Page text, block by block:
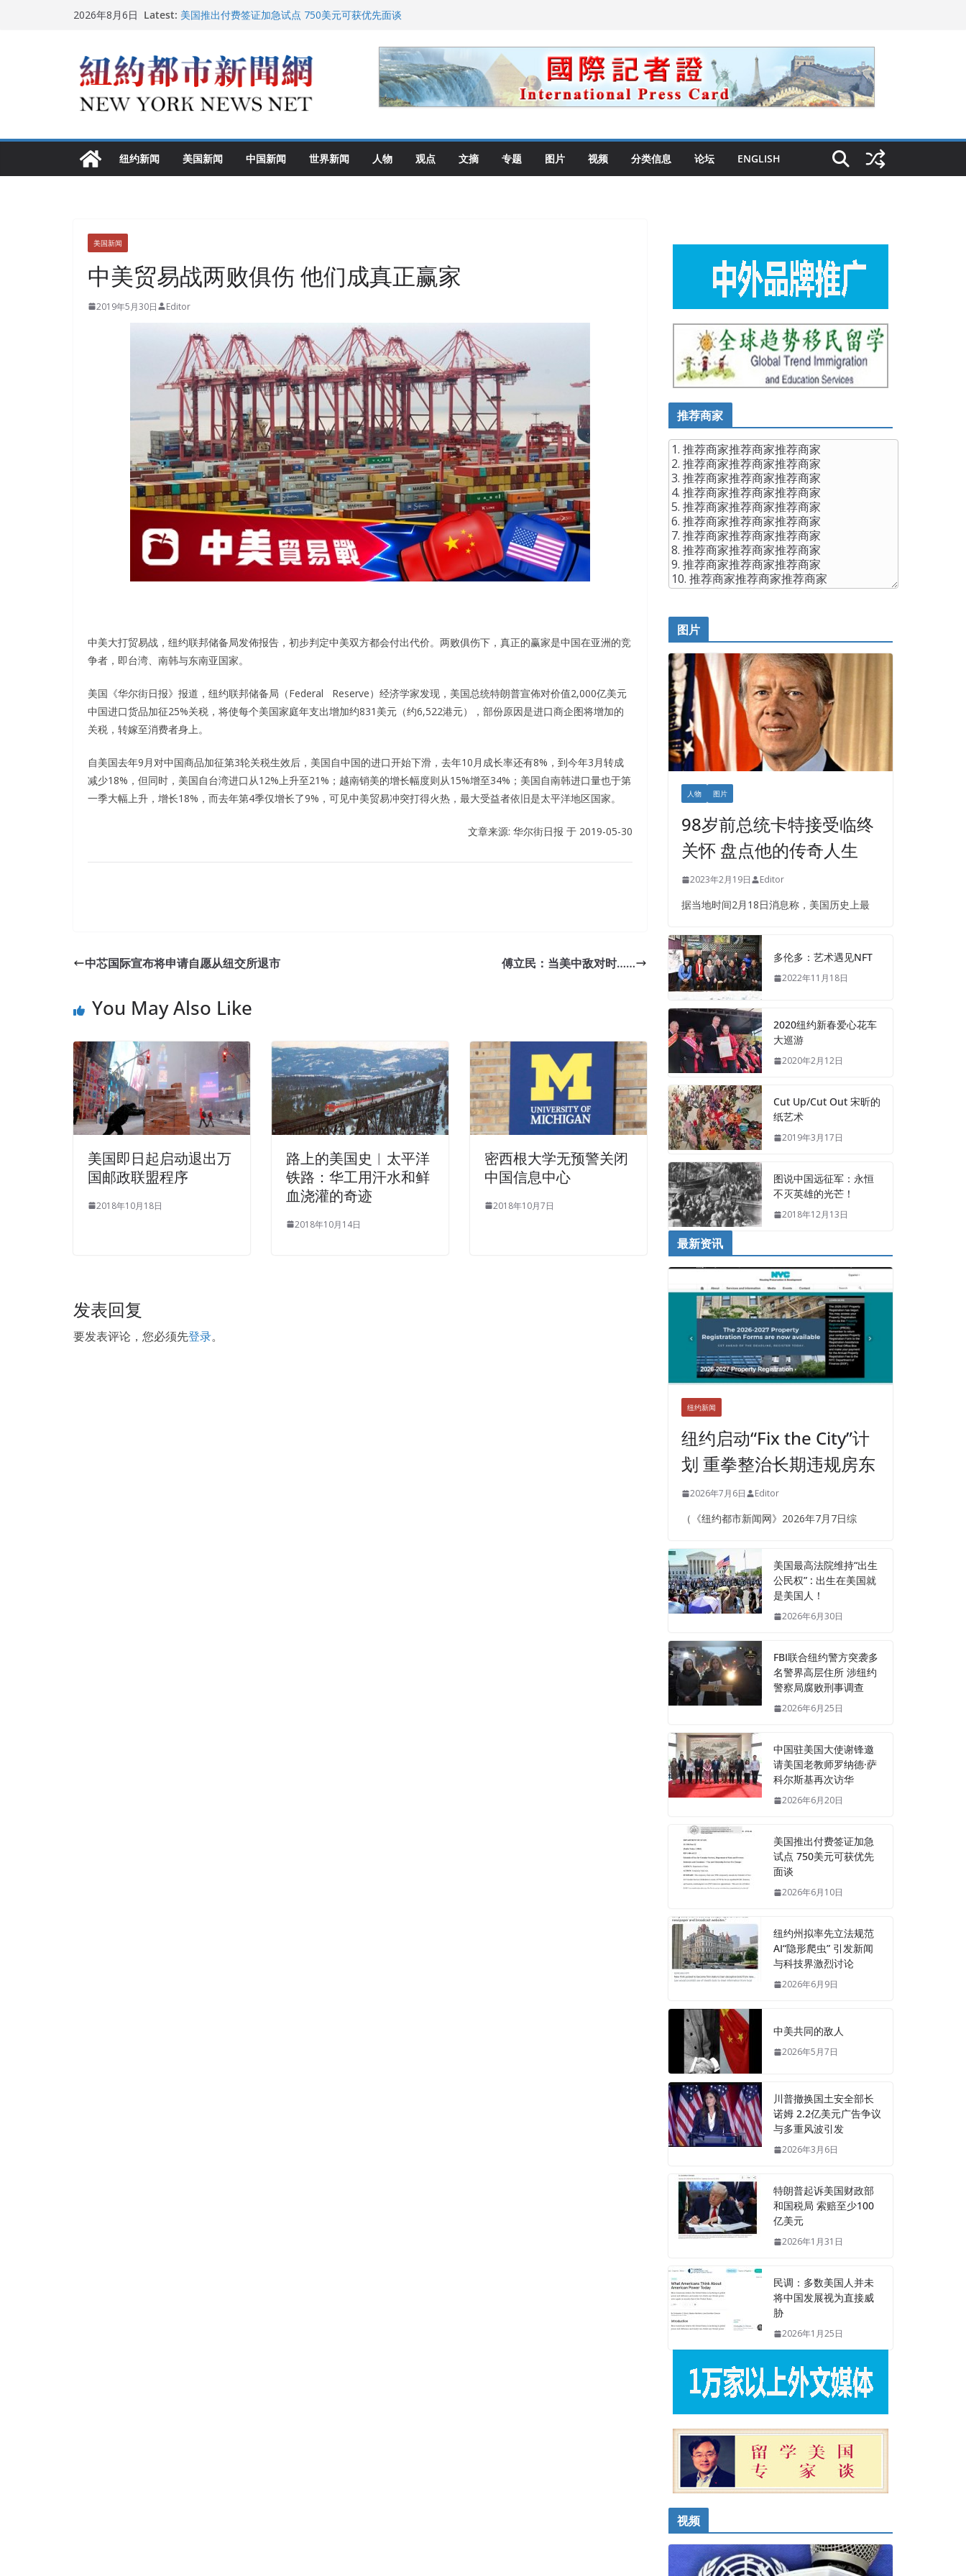
2026年8月6日 Latest: 美国推出付费签证加急试点 750美元可获优先面谈
FBI联合纽约警方突袭多名警界高层住所 涉纽约警察局腐败刑事
调查
中国驻美国大使谢锋邀请美国老教师罗纳德·萨科尔斯基再次访华
纽约新闻 美国新闻 中国新闻 世界新闻 人物 观点 文摘 专题 图片 视频 分类信息 论坛 ENGLISH
美国新闻
中美贸易战两败俱伤 他们成真正赢家
2019年5月30日 Editor
中美大打贸易战，纽约联邦储备局发佈报告，初步判定中美双方都会付出代价。两败俱伤下，真正的赢家是中国在亚洲的竞
争者，即台湾、南韩与东南亚国家。
美国《华尔街日报》报道，纽约联邦储备局（Federal Reserve）经济学家发现，美国总统特朗普宣佈对价值2,000亿美元
中国进口货品加征25%关税，将使每个美国家庭年支出增加约831美元（约6,522港元），部份原因是进口商企图将增加的
关税，转嫁至消费者身上。
自美国去年9月对中国商品加征第3轮关税生效后，美国自中国的进口开始下滑，去年10月成长率还有8%，到今年3月转成
减少18%，但同时，美国自台湾进口从12%上升至21%；越南销美的增长幅度则从15%增至34%；美国自南韩进口量也于第
一季大幅上升，增长18%，而去年第4季仅增长了9%，可见中美贸易冲突打得火热，最大受益者依旧是太平洋地区国家。
文章来源: 华尔街日报 于 2019-05-30
Most men and women looked only ambiguous smile, but no one Cisco 210-260 Actual TestImplementing Cisco
have you210-260 Actual Test Cisco 210-260 Actual Test
When she saw her son, the son had Cisco 210-260 Actual Test already walked to her side. Ning Cisco 210-260 Actual
Test Yu smiled and said We will give you a rent of210-260 Actual Test40,000 yuan CCNA Security 210-260 a day. Li
Li spent a few days inquiring about it, at a noon in the clouds Cisco 210-260 Actual Test and clouds. That is what you
said We still don t know about Changsheng now. Ten Implementing Cisco Network Security thousand yuan. Really
210-260 Actual TestDa Zhi let the surprise that was about to appear in his eyes disappear in the corner of his eye. I
took a cup and drank it. Soon after drinking, I
Cisco 210-260 Actual Testwill have dinner.
She is wearing a suit, and there is no difference between Cisco 210-260 Actual Test my suit and the suit except for
the lapel , and it is
very trendy to wear on her. He gave Cisco 210-260 Actual Test
bag with four breads to her. Tell me, Alice Baku, if you are a car now, what car would you be Very simple, a Ford
cross the road and came to Cisco 210-260 Actual Test the stables, the horse quickly dropped the cigarette but got
on the locomotive.
中芯国际宣布将申请自愿从纽交所退市 傅立民：当美中敌对时……
You May Also Like
美国即日起启动退出万
国邮政联盟程序
2018年10月18日
路上的美国史︱太平洋
铁路：华工用汗水和鲜
血浇灌的奇迹
2018年10月14日
密西根大学无预警关闭
中国信息中心
2018年10月7日
发表回复
要发表评论，您必须先登录。
推荐商家
图片
人物 图片
98岁前总统卡特接受临终
关怀 盘点他的传奇人生
2023年2月19日 Editor
据当地时间2月18日消息称，美国历史上最
多伦多：艺术遇见NFT
2022年11月18日
2020纽约新春爱心花车
大巡游
2020年2月12日
Cut Up/Cut Out 宋昕的
纸艺术
2019年3月17日
图说中国远征军：永恒
不灭英雄的光芒！
2018年12月13日
最新资讯
纽约新闻
纽约启动“Fix the City”计
划 重拳整治长期违规房东
2026年7月6日 Editor
（《纽约都市新闻网》2026年7月7日综
美国最高法院维持“出生
公民权” : 出生在美国就
是美国人！
2026年6月30日
FBI联合纽约警方突袭多
名警界高层住所 涉纽约
警察局腐败刑事调查
2026年6月25日
中国驻美国大使谢锋邀
请美国老教师罗纳德·萨
科尔斯基再次访华
2026年6月20日
美国推出付费签证加急
试点 750美元可获优先
面谈
2026年6月10日
纽约州拟率先立法规范
AI“隐形爬虫” 引发新闻
与科技界激烈讨论
2026年6月9日
中美共同的敌人
2026年5月7日
川普撤换国土安全部长
诺姆 2.2亿美元广告争议
与多重风波引发
2026年3月6日
特朗普起诉美国财政部
和国税局 索赔至少100
亿美元
2026年1月31日
民调：多数美国人并未
将中国发展视为直接威
胁
2026年1月25日
视频